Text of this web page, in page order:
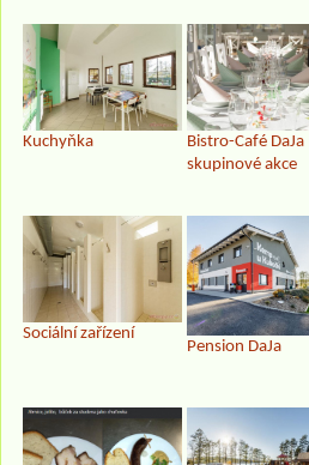
Kuchyňka
Bistro-Café DaJa
skupinové akce
Sociální zařízení
Pension DaJa